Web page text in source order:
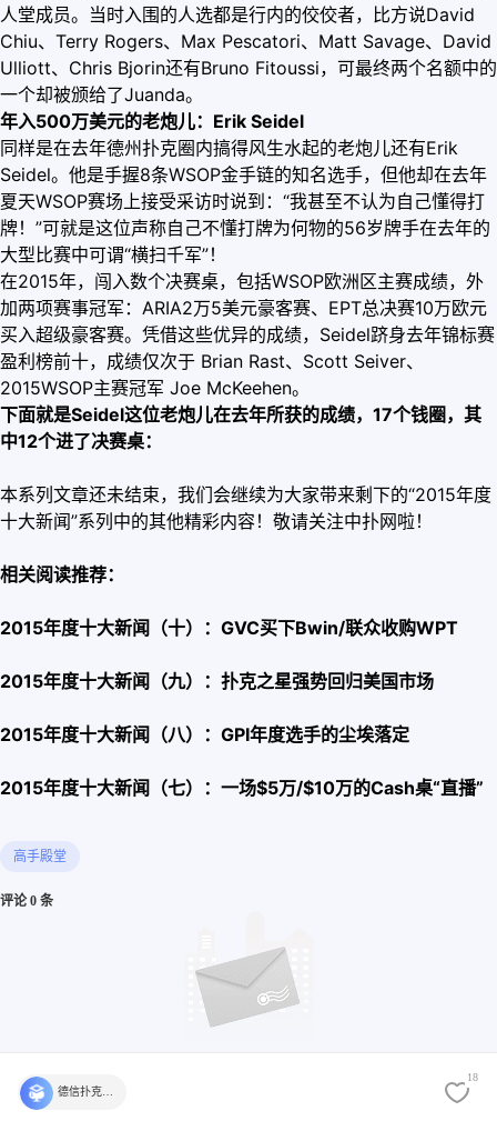
人堂成员。当时入围的人选都是行内的佼佼者，比方说David
Chiu、Terry Rogers、Max Pescatori、Matt Savage、David
Ulliott、Chris Bjorin还有Bruno Fitoussi，可最终两个名额中的
一个却被颁给了Juanda。
年入500万美元的老炮儿：Erik Seidel
同样是在去年德州扑克圈内搞得风生水起的老炮儿还有Erik
Seidel。他是手握8条WSOP金手链的知名选手，但他却在去年
夏天WSOP赛场上接受采访时说到：“我甚至不认为自己懂得打
牌！”可就是这位声称自己不懂打牌为何物的56岁牌手在去年的
大型比赛中可谓“横扫千军”！
在2015年，闯入数个决赛桌，包括WSOP欧洲区主赛成绩，外
加两项赛事冠军：ARIA2万5美元豪客赛、EPT总决赛10万欧元
买入超级豪客赛。凭借这些优异的成绩，Seidel跻身去年锦标赛
盈利榜前十，成绩仅次于 Brian Rast、Scott Seiver、
2015WSOP主赛冠军 Joe McKeehen。
下面就是Seidel这位老炮儿在去年所获的成绩， 17个钱圈，其
中12个进了决赛桌：
本系列文章还未结束，我们会继续为大家带来剩下的“2015年度
十大新闻”系列中的其他精彩内容！敬请关注中扑网啦！
相关阅读推荐：
2015年度十大新闻（十）：GVC买下Bwin/联众收购WPT
2015年度十大新闻（九）：扑克之星强势回归美国市场
2015年度十大新闻（八）：GPI年度选手的尘埃落定
2015年度十大新闻（七）：一场$5万/$10万的Cash桌“直播”
高手殿堂
评论 0 条
18